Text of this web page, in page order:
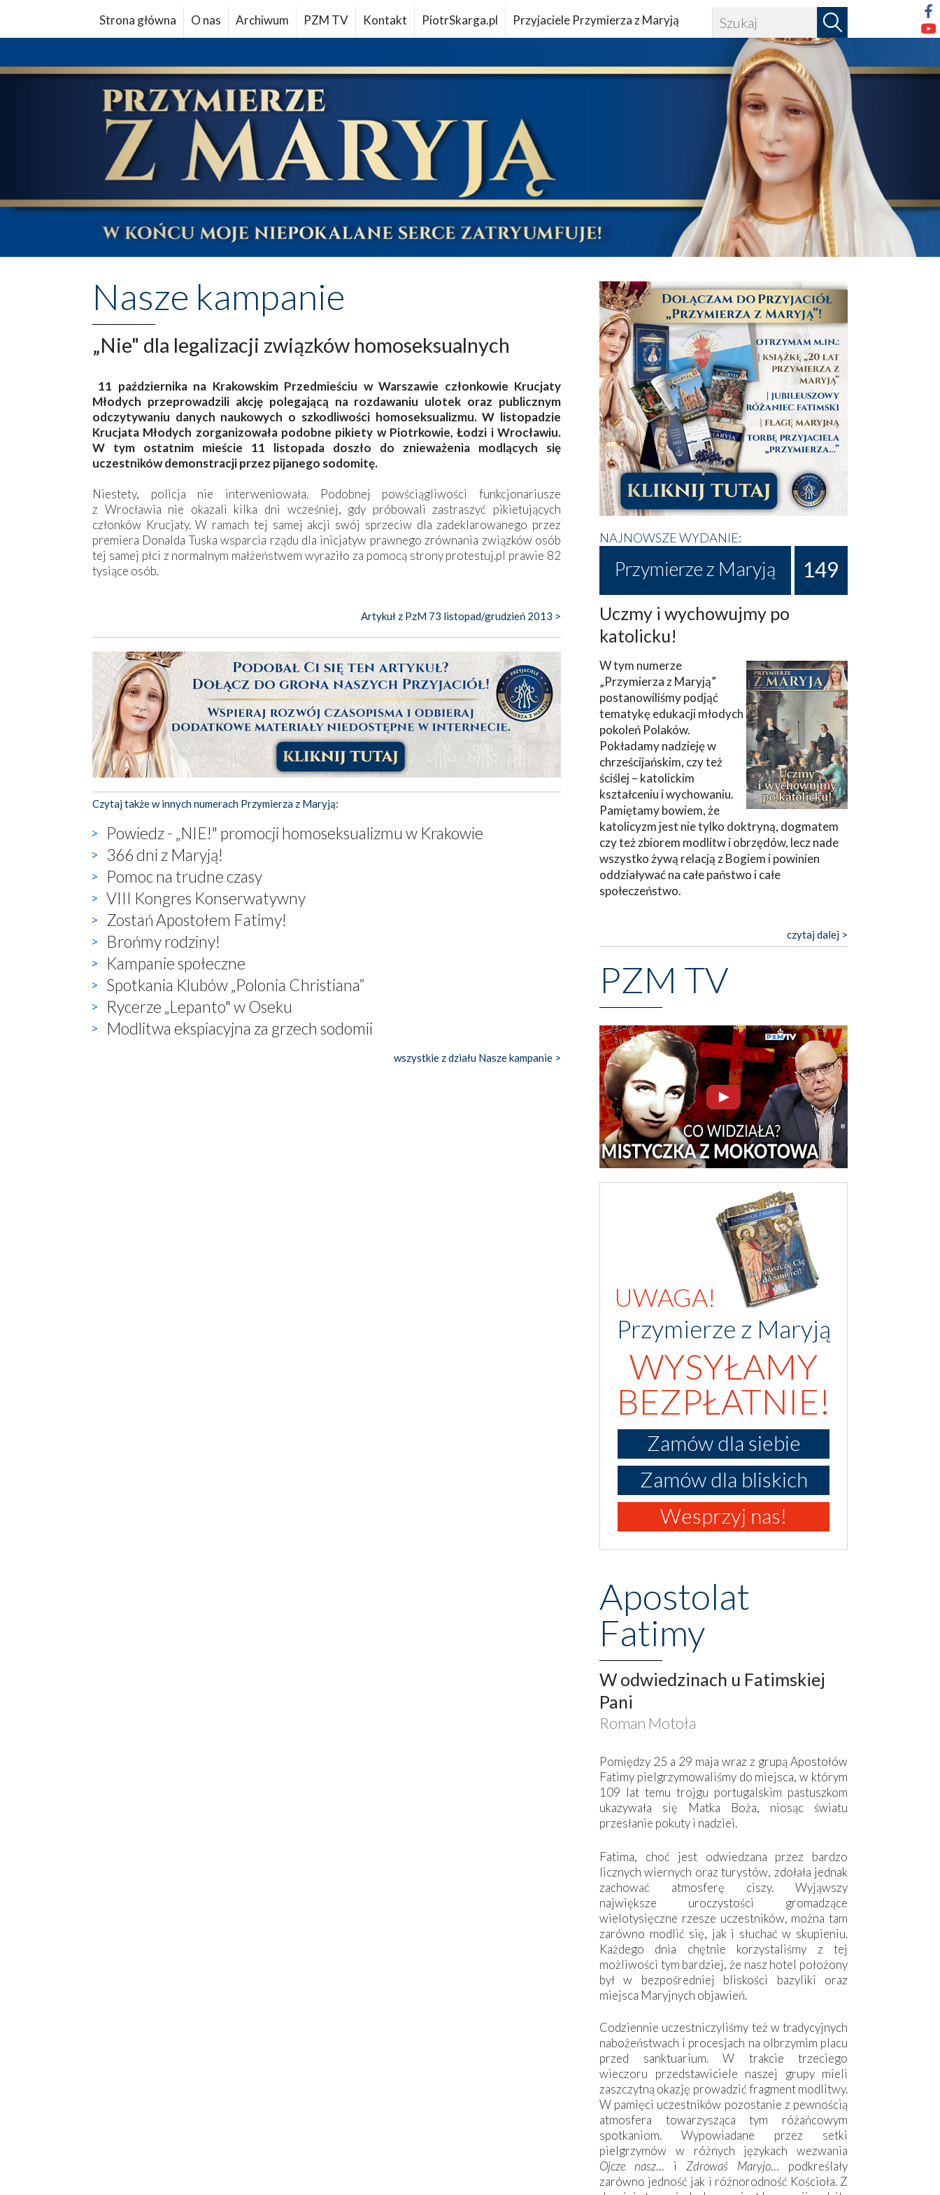
Strona główna O nas Archiwum PZM TV Kontakt PiotrSkarga.pl Przyjaciele Przymierza z Maryją
Nasze kampanie
„Nie" dla legalizacji związków homoseksualnych
11 października na Krakowskim Przedmieściu w Warszawie członkowie Krucjaty
Młodych przeprowadzili akcję polegającą na rozdawaniu ulotek oraz publicznym
odczytywaniu danych naukowych o szkodliwości homoseksualizmu. W listopadzie
Krucjata Młodych zorganizowała podobne pikiety w Piotrkowie, Łodzi i Wrocławiu.
W tym ostatnim mieście 11 listopada doszło do znieważenia modlących się
uczestników demonstracji przez pijanego sodomitę.
Niestety, policja nie interweniowała. Podobnej powściągliwości funkcjonariusze
z Wrocławia nie okazali kilka dni wcześniej, gdy próbowali zastraszyć pikietujących
członków Krucjaty. W ramach tej samej akcji swój sprzeciw dla zadeklarowanego przez
premiera Donalda Tuska wsparcia rządu dla inicjatyw prawnego zrównania związków osób
tej samej płci z normalnym małżeństwem wyraziło za pomocą strony ­protestuj.pl prawie 82
tysiące osób.
Artykuł z PzM 73 listopad/grudzień 2013 >
Czytaj także w innych numerach Przymierza z Maryją:
Powiedz - „NIE!" promocji homoseksualizmu w Krakowie
366 dni z Maryją!
Pomoc na trudne czasy
VIII Kongres Konserwatywny
Zostań Apostołem Fatimy!
Brońmy rodziny!
Kampanie społeczne
Spotkania Klubów „Polonia Christiana”
Rycerze „Lepanto" w Oseku
Modlitwa ekspiacyjna za grzech sodomii
wszystkie z działu Nasze kampanie >
NAJNOWSZE WYDANIE:
Przymierze z Maryją 149
Uczmy i wychowujmy po
katolicku!
W tym numerze
„Przymierza z Maryją”
postanowiliśmy podjąć
tematykę edukacji młodych
pokoleń Polaków.
Pokładamy nadzieję w
chrześcijańskim, czy też
ściślej – katolickim
kształceniu i wychowaniu.
Pamiętamy bowiem, że
katolicyzm jest nie tylko doktryną, dogmatem
czy też zbiorem modlitw i obrzędów, lecz nade
wszystko żywą relacją z Bogiem i powinien
oddziaływać na całe państwo i całe
społeczeństwo.
czytaj dalej >
PZM TV
UWAGA!
Przymierze z Maryją
WYSYŁAMY
BEZPŁATNIE!
Zamów dla siebie
Zamów dla bliskich
Wesprzyj nas!
Apostolat
Fatimy
W odwiedzinach u Fatimskiej
Pani
Roman Motoła
Pomiędzy 25 a 29 maja wraz z grupą Apostołów
Fatimy pielgrzymowaliśmy do miejsca, w którym
109 lat temu trojgu portugalskim pastuszkom
ukazywała się Matka Boża, niosąc światu
przesłanie pokuty i nadziei.
Fatima, choć jest odwiedzana przez bardzo
licznych wiernych oraz turystów, zdołała jednak
zachować atmosferę ciszy. Wyjąwszy
największe uroczystości gromadzące
wielotysięczne rzesze uczestników, można tam
zarówno modlić się, jak i słuchać w skupieniu.
Każdego dnia chętnie korzystaliśmy z tej
możliwości tym bardziej, że nasz hotel położony
był w bezpośredniej bliskości bazyliki oraz
miejsca Maryjnych objawień.
Codziennie uczestniczyliśmy też w tradycyjnych
nabożeństwach i procesjach na olbrzymim placu
przed sanktuarium. W trakcie trzeciego
wieczoru przedstawiciele naszej grupy mieli
zaszczytną okazję prowadzić fragment modlitwy.
W pamięci uczestników pozostanie z pewnością
atmosfera towarzysząca tym różańcowym
spotkaniom. Wypowiadane przez setki
pielgrzymów w różnych językach wezwania
Ojcze nasz… i Zdrowaś Maryjo… podkreślały
zarówno jedność jak i różnorodność Kościoła. Z